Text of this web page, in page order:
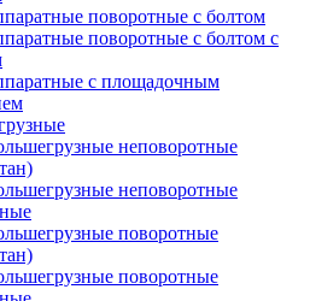
поворотные с болтом
поворотные с болтом с
с площадочным
неповоротные
неповоротные
поворотные
поворотные